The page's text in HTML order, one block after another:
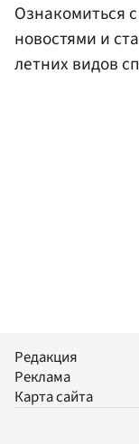
Ознакомиться
новостями и
летних видов
Редакция
Реклама
Карта сайта